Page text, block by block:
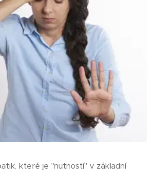
které je "nutností" v základní